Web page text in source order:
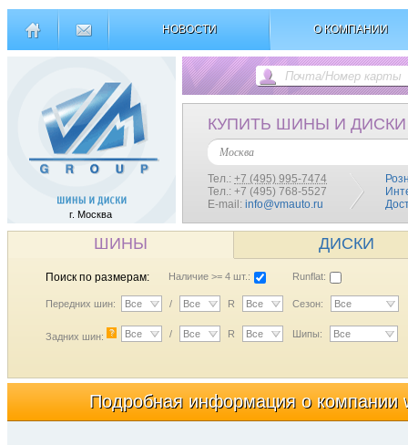
НОВОСТИ О КОМПАНИИ
г. Москва
КУПИТЬ ШИНЫ И ДИСКИ
Москва
Тел.: +7 (495) 995-7474
Тел.: +7 (495) 768-5527
E-mail: info@vmauto.ru
ШИНЫ ДИСКИ
Поиск по размерам: Наличие >= 4 шт.: Runflat:
Передних шин: Все / Все R Все Сезон: Все
Задних шин: ? Все / Все R Все Шипы: Все
Подробная информация о компании